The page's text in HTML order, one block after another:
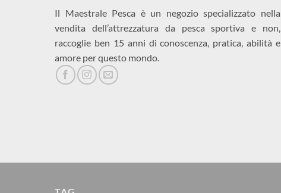
Il Maestrale Pesca è un negozio specializzato nella
vendita dell’attrezzatura da pesca sportiva e non,
raccoglie ben 15 anni di conoscenza, pratica, abilità e
amore per questo mondo.